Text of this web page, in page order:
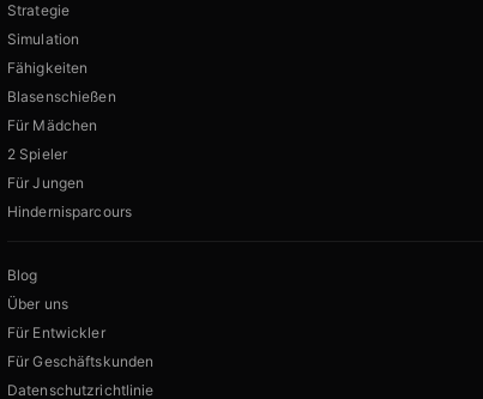
Strategie
Simulation
Fähigkeiten
Blasenschießen
Für Mädchen
2 Spieler
Für Jungen
Hindernisparcours
Blog
Über uns
Für Entwickler
Für Geschäftskunden
Datenschutzrichtlinie